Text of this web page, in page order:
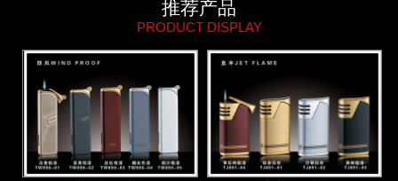
推荐产品
PRODUCT DISPLAY